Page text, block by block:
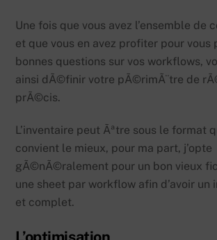
Une fois que vous avez l’ensemble de
et que vous en avez profiter pour vous
bonnes questions sur vos workflows,
ainsi dÃ©finir votre pÃ©rimÃ¨tre de
prÃ©cis.
L’inventaire peut Ãªtre sous le format
convient le mieux, pour ma part, j’opte
gÃ©nÃ©ralement pour un bon vieux
une sheet par workflow afin d’avoir un
et complet.
L’optimisation